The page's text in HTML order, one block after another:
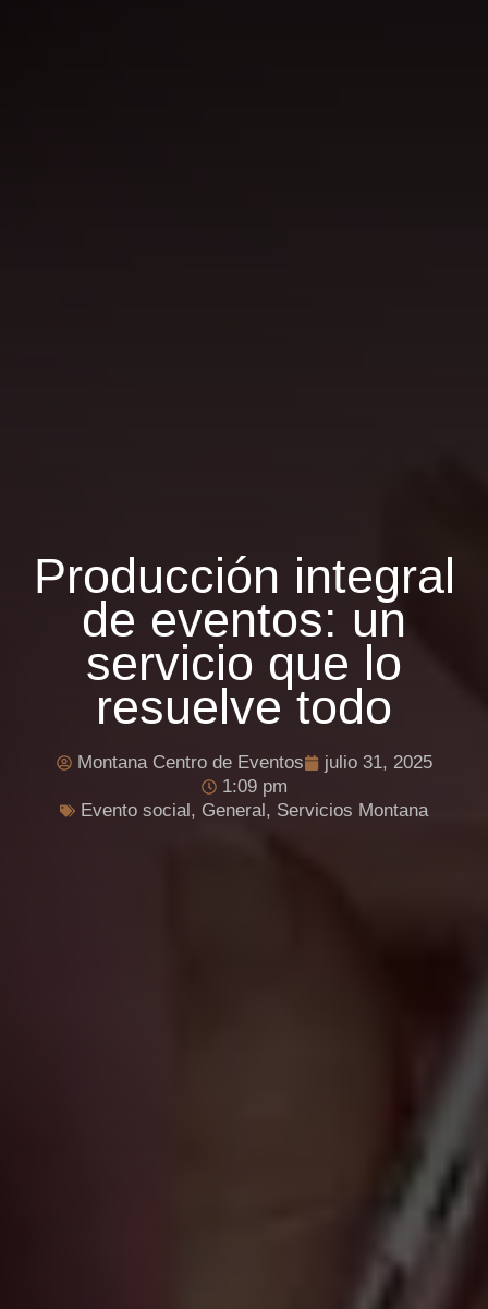
Producción integral
de eventos: un
servicio que lo
resuelve todo
Montana Centro de Eventos
julio 31, 2025
1:09 pm
Evento social, General, Servicios Montana